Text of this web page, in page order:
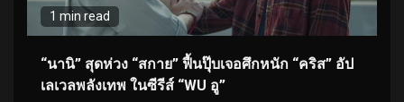
1 min read
“นานิ” สุดห่วง “สกาย” ฟื้นปุ๊บเจอศึกหนัก “คริส” อัป
เลเวลพลังเทพ ในซีรีส์ “WU อู”